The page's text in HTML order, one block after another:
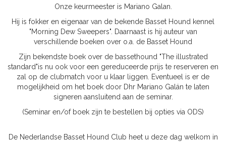
Onze keurmeester is Mariano Galan.
Hij is fokker en eigenaar van de bekende Basset Hound kennel
"Morning Dew Sweepers". Daarnaast is hij auteur van
verschillende boeken over o.a. de Basset Hound
Zijn bekendste boek over de bassethound "The illustrated
standard"is nu ook voor een gereduceerde prijs te reserveren en
zal op de clubmatch voor u klaar liggen. Eventueel is er de
mogelijkheid om het boek door Dhr Mariano Galán te laten
signeren aansluitend aan de seminar.
(Seminar en/of boek zijn te bestellen bij opties via ODS)
De Nederlandse Basset Hound Club heet u deze dag welkom in